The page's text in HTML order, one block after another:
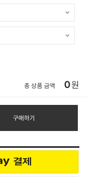
총 상품 금액 0원
구매하기